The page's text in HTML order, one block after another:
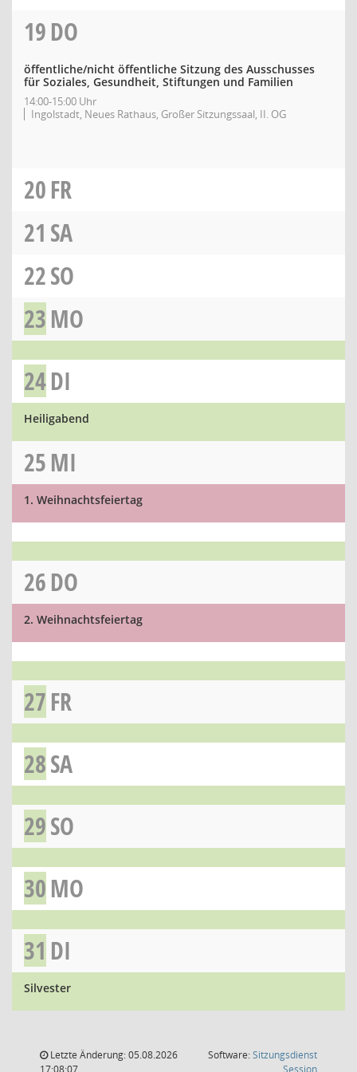
19DO
öffentliche/nicht öffentliche Sitzung des Ausschusses
für Soziales, Gesundheit, Stiftungen und Familien
14:00-15:00 Uhr
Ingolstadt, Neues Rathaus, Großer Sitzungssaal, II. OG
20FR
21 SA
22SO
23MO
24DI
Heiligabend
25MI
1. Weihnachtsfeiertag
26DO
2. Weihnachtsfeiertag
27FR
28SA
29SO
30MO
31 DI
Silvester
Letzte Änderung: 05.08.2026
17:08:07
Software:Sitzungsdienst
Session(Wird in